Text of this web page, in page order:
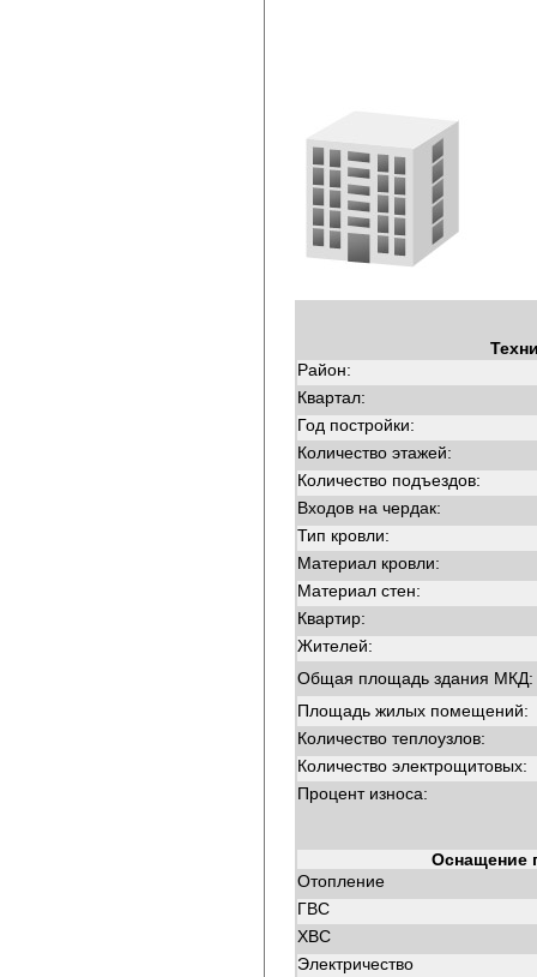
Район:
Квартал:
Год постройки:
Количество этажей:
Количество подъездов:
Входов на чердак:
Тип кровли:
Материал кровли:
Материал стен:
Квартир:
Жителей:
Общая площадь здания МКД:
Площадь жилых помещений:
Количество теплоузлов:
Количество электрощитовых:
Процент износа:
Оснащение
Отопление
ГВС
ХВС
Электричество